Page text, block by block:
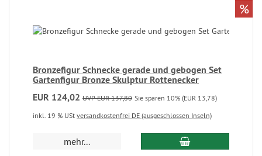
Bronzefigur Schnecke gerade und gebogen Set
Gartenfigur Bronze Skulptur Rottenecker
EUR 124,02 UVP EUR 137,80 Sie sparen 10% (EUR 13,78)
inkl. 19 % USt versandkostenfrei DE (ausgeschlossen Inseln)
mehr...
%